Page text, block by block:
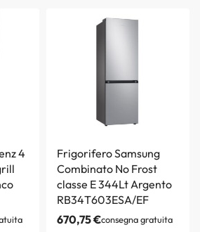
4
Frigorifero Samsung
Combinato No Frost
classe E 344Lt Argento
RB34T603ESA/EF
670,75€consegna gratuita